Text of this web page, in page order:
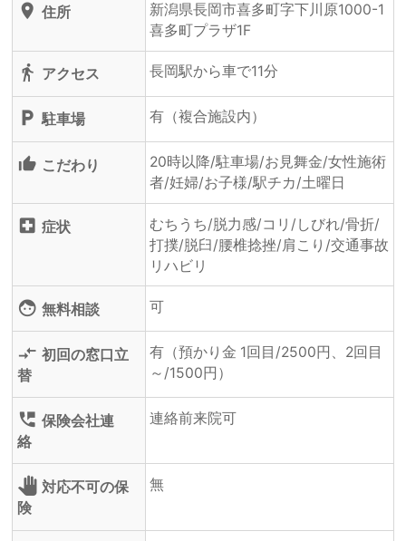
location_on 住所
新潟県長岡市喜多町字下川原1000-1
喜多町プラザ1F
directions_walk アクセス 長岡駅から車で11分
local_parking 駐車場 有（複合施設内）
thumb_up_alt こだわり
20時以降/駐車場/お見舞金/女性施術
者/妊婦/お子様/駅チカ/土曜日
local_hospital 症状
むちうち/脱力感/コリ/しびれ/骨折/
打撲/脱臼/腰椎捻挫/肩こり/交通事故
リハビリ
face 無料相談 可
compare_arrows 初回の窓口立
替
有（預かり金 1回目/2500円、2回目
～/1500円）
perm_phone_msg 保険会社連
絡
連絡前来院可
pan_tool 対応不可の保
険
無